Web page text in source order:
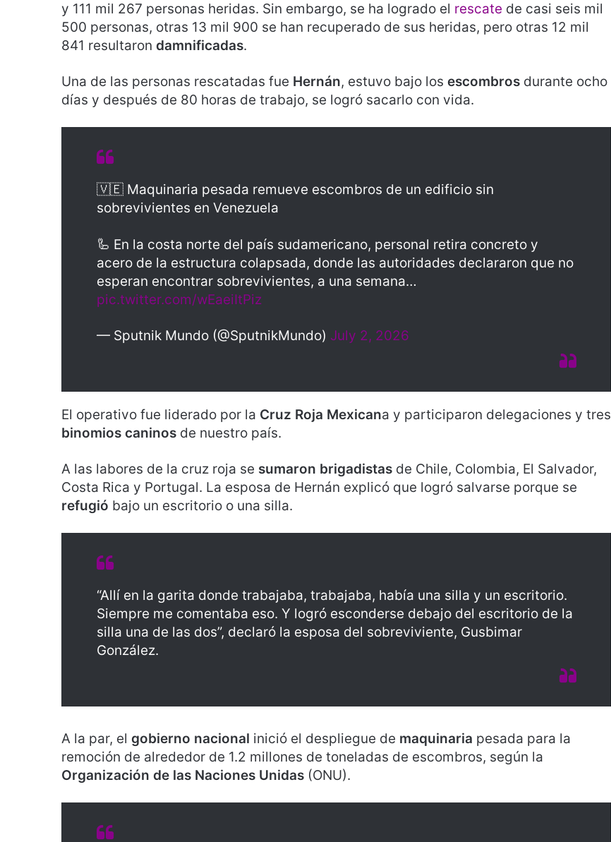
y 111 mil 267 personas heridas. Sin embargo, se ha logrado el rescate de casi seis mil
500 personas, otras 13 mil 900 se han recuperado de sus heridas, pero otras 12 mil
841 resultaron damnificadas.
Una de las personas rescatadas fue Hernán, estuvo bajo los escombros durante ocho
días y después de 80 horas de trabajo, se logró sacarlo con vida.
🇻🇪 Maquinaria pesada remueve escombros de un edificio sin
sobrevivientes en Venezuela
🦾 En la costa norte del país sudamericano, personal retira concreto y
acero de la estructura colapsada, donde las autoridades declararon que no
esperan encontrar sobrevivientes, a una semana…
pic.twitter.com/wEaeiItPiz
— Sputnik Mundo (@SputnikMundo) July 2, 2026
El operativo fue liderado por la Cruz Roja Mexicana y participaron delegaciones y tres
binomios caninos de nuestro país.
A las labores de la cruz roja se sumaron brigadistas de Chile, Colombia, El Salvador,
Costa Rica y Portugal. La esposa de Hernán explicó que logró salvarse porque se
refugió bajo un escritorio o una silla.
“Allí en la garita donde trabajaba, trabajaba, había una silla y un escritorio.
Siempre me comentaba eso. Y logró esconderse debajo del escritorio de la
silla una de las dos”, declaró la esposa del sobreviviente, Gusbimar
González.
A la par, el gobierno nacional inició el despliegue de maquinaria pesada para la
remoción de alrededor de 1.2 millones de toneladas de escombros, según la
Organización de las Naciones Unidas (ONU).